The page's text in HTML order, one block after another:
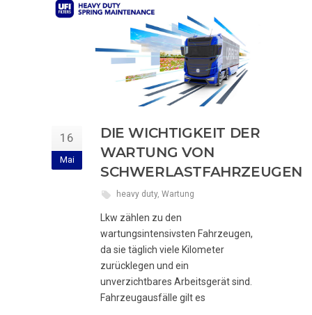
16
Mai
DIE WICHTIGKEIT DER
WARTUNG VON
SCHWERLASTFAHRZEUGEN
heavy duty, Wartung
Lkw zählen zu den
wartungsintensivsten Fahrzeugen,
da sie täglich viele Kilometer
zurücklegen und ein
unverzichtbares Arbeitsgerät sind.
Fahrzeugausfälle gilt es